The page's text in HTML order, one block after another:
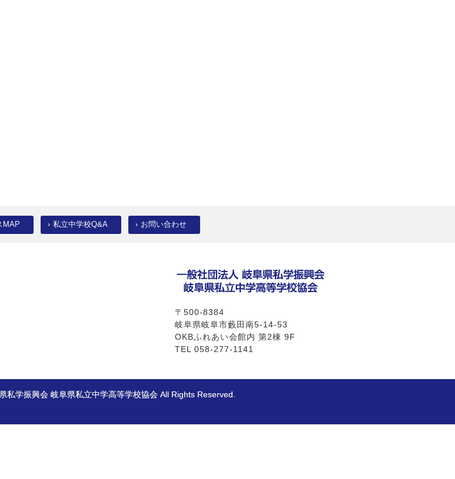
MAP 私立中学校Q&A お問い合わせ
〒500-8384
岐阜県岐阜市藪田南5-14-53
OKBふれあい会館内 第2棟 9F
TEL 058-277-1141
私学振興会 岐阜県私立中学高等学校協会 All Rights Reserved.